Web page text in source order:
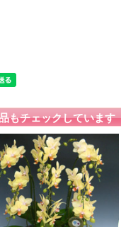
もチェックしています